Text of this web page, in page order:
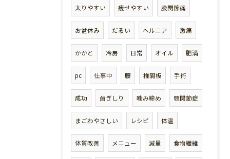
太りやすい 痩せやすい 股関節痛
お盆休み だるい ヘルニア 激痛
かかと 冷房 日常 オイル 肥満
pc 仕事中 腰 椎間板 手術
成功 歯ぎしり 噛み締め 顎関節症
まごわやさしい レシピ 体温
体質改善 メニュー 減量 食物繊維